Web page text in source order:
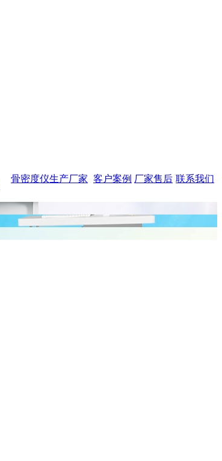
骨密度仪生产厂家 客户案例 厂家售后 联系我们